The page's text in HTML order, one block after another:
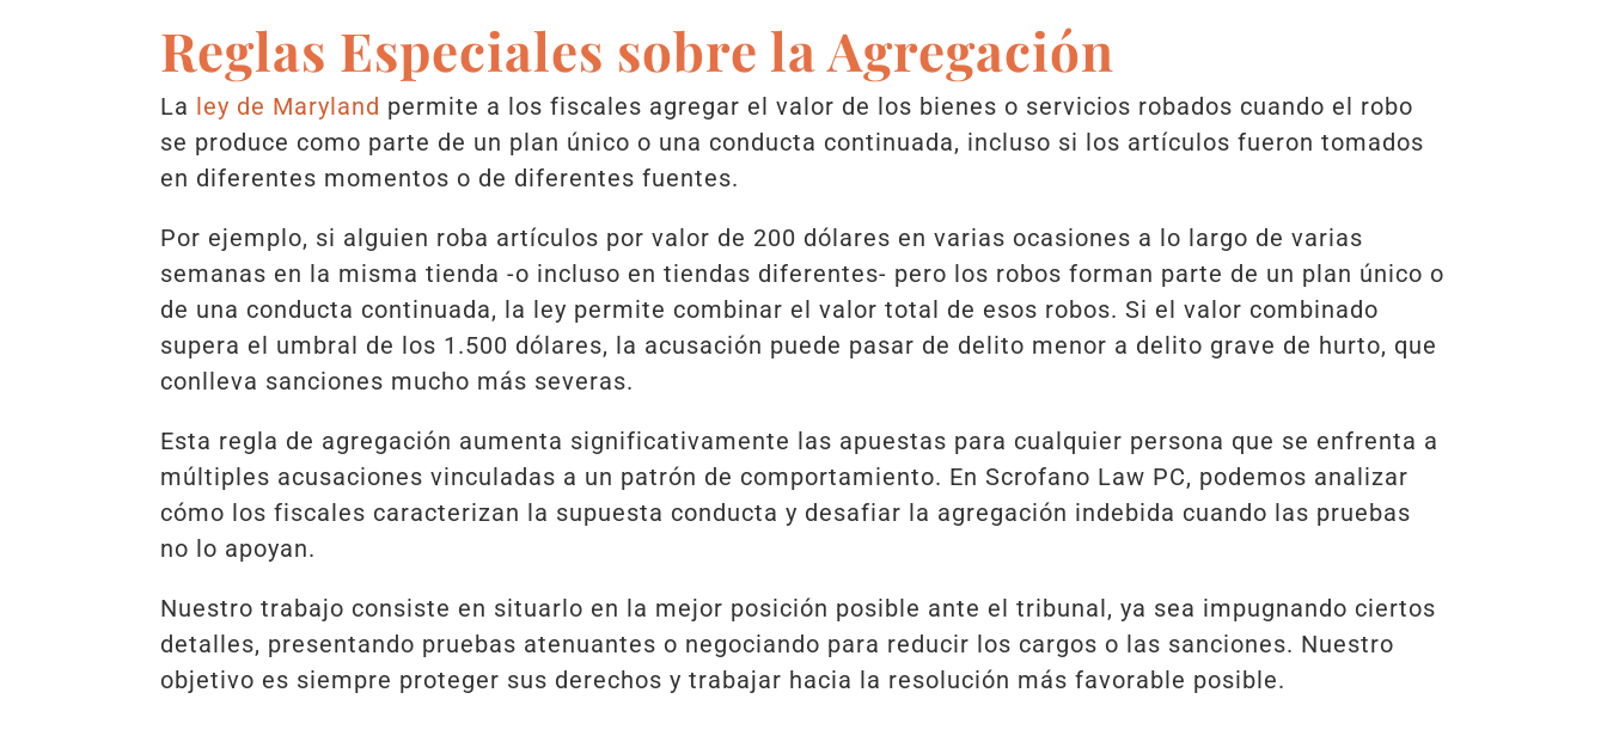
Reglas Especiales sobre la Agregación
La ley de Maryland permite a los fiscales agregar el valor de los bienes o servicios robados cuando el robo
se produce como parte de un plan único o una conducta continuada, incluso si los artículos fueron tomados
en diferentes momentos o de diferentes fuentes.
Por ejemplo, si alguien roba artículos por valor de 200 dólares en varias ocasiones a lo largo de varias
semanas en la misma tienda -o incluso en tiendas diferentes- pero los robos forman parte de un plan único o
de una conducta continuada, la ley permite combinar el valor total de esos robos. Si el valor combinado
supera el umbral de los 1.500 dólares, la acusación puede pasar de delito menor a delito grave de hurto, que
conlleva sanciones mucho más severas.
Esta regla de agregación aumenta significativamente las apuestas para cualquier persona que se enfrenta a
múltiples acusaciones vinculadas a un patrón de comportamiento. En Scrofano Law PC, podemos analizar
cómo los fiscales caracterizan la supuesta conducta y desafiar la agregación indebida cuando las pruebas
no lo apoyan.
Nuestro trabajo consiste en situarlo en la mejor posición posible ante el tribunal, ya sea impugnando ciertos
detalles, presentando pruebas atenuantes o negociando para reducir los cargos o las sanciones. Nuestro
objetivo es siempre proteger sus derechos y trabajar hacia la resolución más favorable posible.